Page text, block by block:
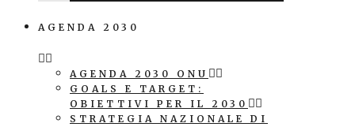
AGENDA 2030
AGENDA 2030 ONU
GOALS E TARGET:
OBIETTIVI PER IL 2030
STRATEGIA NAZIONALE DI